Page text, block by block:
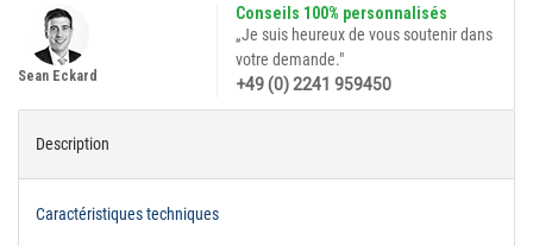
Conseils 100% personnalisés
„Je suis heureux de vous soutenir dans
votre demande."
+49 (0) 2241 959450
Sean Eckard
Description
Caractéristiques techniques